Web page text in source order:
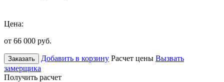
Цена:
от 66 000 руб.
Заказать Добавить в корзину Расчет цены Вызвать
замерщика
Получить расчет